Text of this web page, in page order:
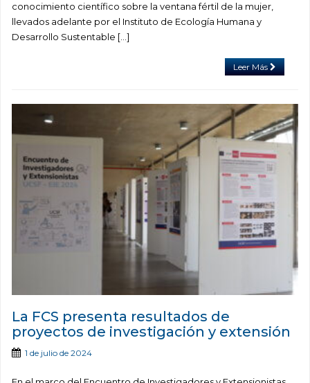
conocimiento científico sobre la ventana fértil de la mujer,
llevados adelante por el Instituto de Ecología Humana y
Desarrollo Sustentable […]
Leer Más
La FCS presenta resultados de
proyectos de investigación y extensión
1 de julio de 2024